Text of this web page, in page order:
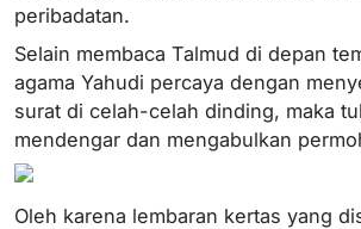
peribadatan.
Selain membaca Talmud di depan
agama Yahudi percaya dengan
surat di celah-celah dinding, maka
mendengar dan mengabulkan
Oleh karena lembaran kertas yang